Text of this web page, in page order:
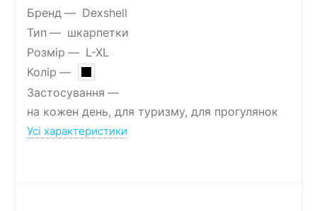
Бренд
Dexshell
Тип
шкарпетки
Розмір
L-XL
Колір
Застосування
на кожен день, для туризму, для прогулянок
Усі характеристики